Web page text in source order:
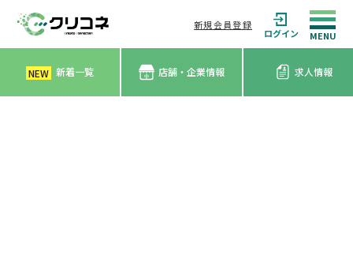
新規会員登録
ログイン
NEW 新着一覧 店舗・企業情報 求人情報